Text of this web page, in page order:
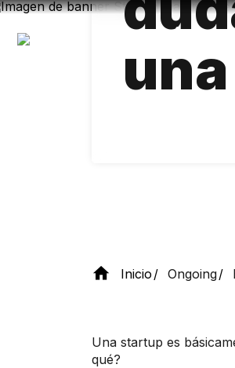
Pasar
contenido
principal
Inicio Ongoing
Una startup es
qué?